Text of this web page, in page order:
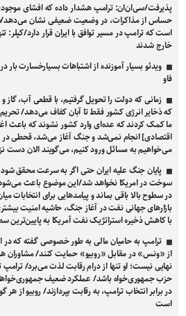
پذیرفت/سی‌ان‌ان: ترامپ هشدار داده که افشای
خارج شدند
ویدئو بسیار آموزنده از اشتباهات بسیارخسارت بار
فاو
زمانی که دولت را تحویل گرفتیم، با قطعی آب، گاز
که ذخایر انرژی کشور فقط تا آبان کفاف می‌دهد/
ما کمک کردند که عده‌ای وارد کشور نشوند که باعث
اقتصادی] انجام نمی‌شد و جنگ آغاز می‌شد، قحطی در
می‌خواهیم به مسائل ورود کنیم، می‌گویند الان دست
پایان جنگ علیه ایران حتی اگر به سرعت محقق
سوخت در امریکا نخواهد شد/این موضوع باعث می‌شود
در سطوح بالا باقی بماند و پیامدهایی برای انتخابات
بازارهای جهانی نفت در آغاز جنگ، حاشیه امنیت
با کاهش ذخیره استراتژیک نفت آمریکا به پایین‌ترین سطح از سال
از «ونس» در مقابل «روبیو» حمایت کنند/
نهایی نیست؛ او تنها از درام رقابت لذت می‌برد/
حزب جمهوری‌خواه باشد/ عملکرد ضعیف
است